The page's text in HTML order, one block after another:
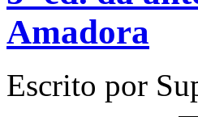
Amadora
Escrito por